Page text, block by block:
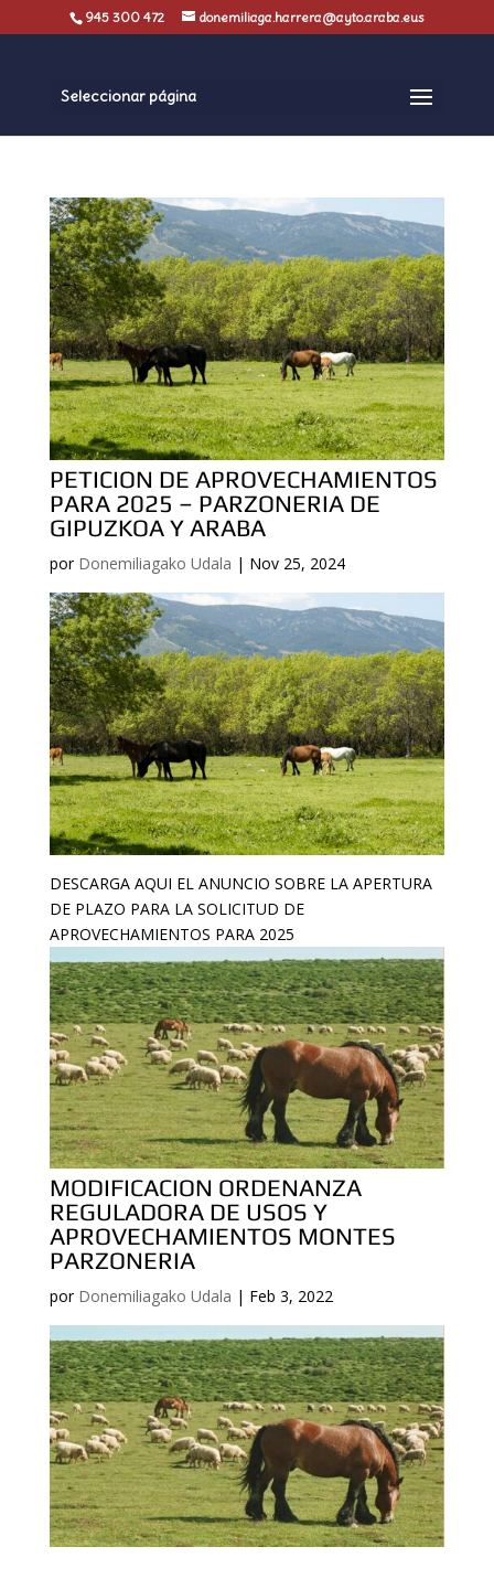
945 300 472 donemiliaga.harrera@ayto.araba.eus
Seleccionar página
PETICION DE APROVECHAMIENTOS
PARA 2025 – PARZONERIA DE
GIPUZKOA Y ARABA
por Donemiliagako Udala | Nov 25, 2024
DESCARGA AQUI EL ANUNCIO SOBRE LA APERTURA
DE PLAZO PARA LA SOLICITUD DE
APROVECHAMIENTOS PARA 2025
MODIFICACION ORDENANZA
REGULADORA DE USOS Y
APROVECHAMIENTOS MONTES
PARZONERIA
por Donemiliagako Udala | Feb 3, 2022